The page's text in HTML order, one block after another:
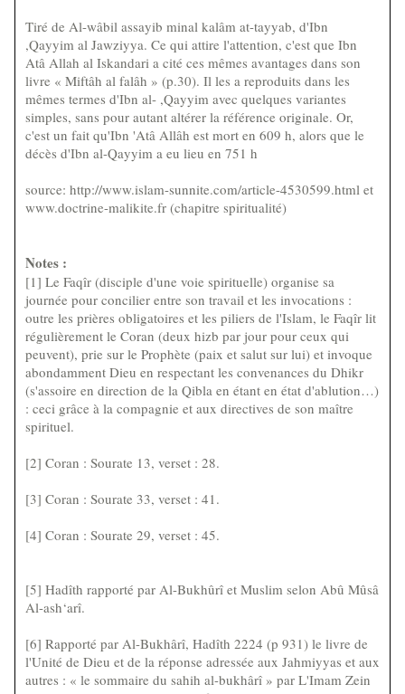
Tiré de Al-wâbil assayib minal kalâm at-tayyab, d'Ibn
,Qayyim al Jawziyya. Ce qui attire l'attention, c'est que Ibn
Atâ Allah al Iskandari a cité ces mêmes avantages dans son
livre « Miftâh al falâh » (p.30). Il les a reproduits dans les
mêmes termes d'Ibn al- ,Qayyim avec quelques variantes
simples, sans pour autant altérer la référence originale. Or,
c'est un fait qu'Ibn 'Atâ Allâh est mort en 609 h, alors que le
décès d'Ibn al-Qayyim a eu lieu en 751 h
source: http://www.islam-sunnite.com/article-4530599.html et
www.doctrine-malikite.fr (chapitre spiritualité)
Notes :
[1] Le Faqîr (disciple d'une voie spirituelle) organise sa
journée pour concilier entre son travail et les invocations :
outre les prières obligatoires et les piliers de l'Islam, le Faqîr lit
régulièrement le Coran (deux hizb par jour pour ceux qui
peuvent), prie sur le Prophète (paix et salut sur lui) et invoque
abondamment Dieu en respectant les convenances du Dhikr
(s'assoire en direction de la Qibla en étant en état d'ablution…)
: ceci grâce à la compagnie et aux directives de son maître
spirituel.
[2] Coran : Sourate 13, verset : 28.
[3] Coran : Sourate 33, verset : 41.
[4] Coran : Sourate 29, verset : 45.
[5] Hadîth rapporté par Al-Bukhûrî et Muslim selon Abû Mûsâ
Al-ash‘arî.
[6] Rapporté par Al-Bukhârî, Hadîth 2224 (p 931) le livre de
l'Unité de Dieu et de la réponse adressée aux Jahmiyyas et aux
autres : « le sommaire du sahih al-bukhârî » par L'Imam Zein